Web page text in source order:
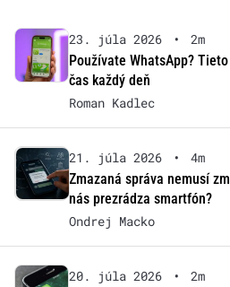
23. júla 2026 •
2m
Používate WhatsApp?
čas každý deň
Roman Kadlec
21. júla 2026 •
4m
Zmazaná správa nemusí
nás prezrádza smartfón?
Ondrej Macko
20. júla 2026 •
2m